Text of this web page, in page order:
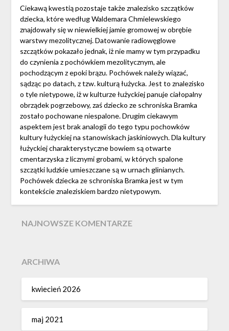
Ciekawą kwestią pozostaje także znalezisko szczątków
dziecka, które według Waldemara Chmielewskiego
znajdowały się w niewielkiej jamie gromowej w obrębie
warstwy mezolitycznej. Datowanie radiowęglowe
szczątków pokazało jednak, iż nie mamy w tym przypadku
do czynienia z pochówkiem mezolitycznym, ale
pochodzącym z epoki brązu. Pochówek należy wiązać,
sądząc po datach, z tzw. kulturą łużycka. Jest to znalezisko
o tyle nietypowe, iż w kulturze łużyckiej panuje ciałopalny
obrządek pogrzebowy, zaś dziecko ze schroniska Bramka
zostało pochowane niespalone. Drugim ciekawym
aspektem jest brak analogii do tego typu pochowków
kultury łużyckiej na stanowiskach jaskiniowych. Dla kultury
łużyckiej charakterystyczne bowiem są otwarte
cmentarzyska z licznymi grobami, w których spalone
szczątki ludzkie umieszczane są w urnach glinianych.
Pochówek dziecka ze schroniska Bramka jest w tym
kontekście znaleziskiem bardzo nietypowym.
NAJNOWSZE KOMENTARZE
ARCHIWA
kwiecień 2026
maj 2021